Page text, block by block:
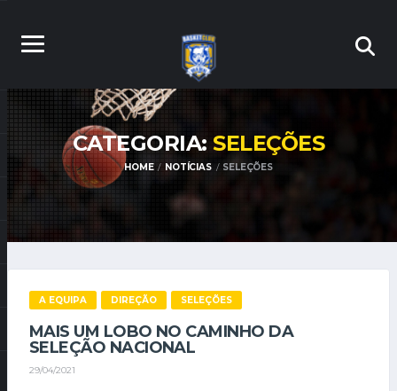
CATEGORIA:SELEÇÕES
HOME NOTÍCIAS SELEÇÕES
A EQUIPA DIREÇÃO SELEÇÕES
MAIS UM LOBO NO CAMINHO DA
SELEÇÃO NACIONAL
29/04/2021